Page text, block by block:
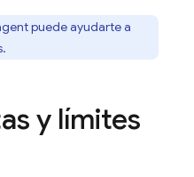
puede ayudarte a
y límites